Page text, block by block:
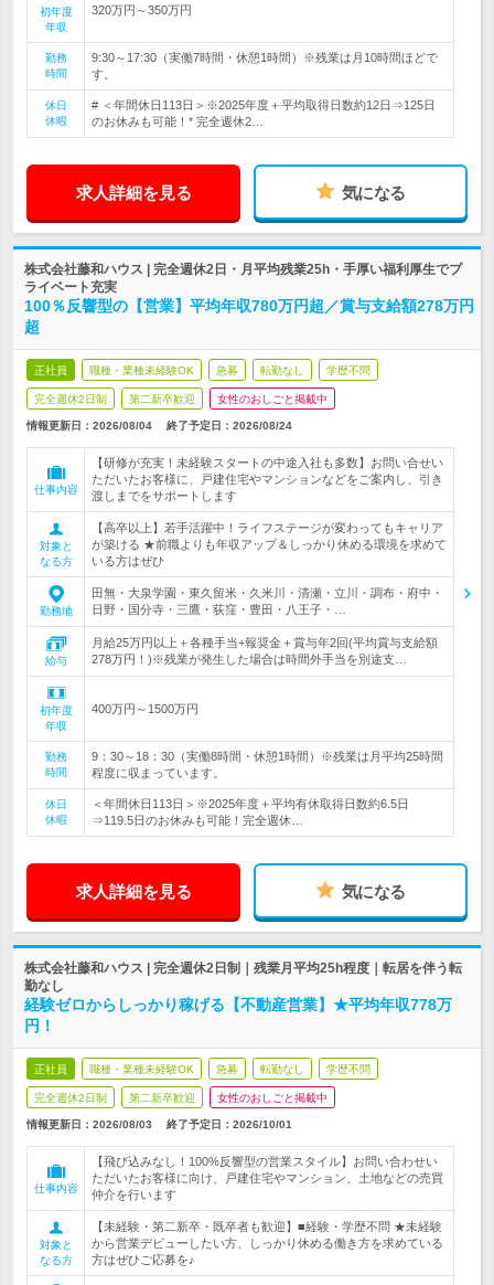
初年度
年収
320万円～350万円
勤務
時間
9:30～17:30（実働7時間・休憩1時間）※残業は月10時間ほどで
す。
休日
休暇
# ＜年間休日113日＞※2025年度＋平均取得日数約12日⇒125日
のお休みも可能！* 完全週休2…
求人詳細を見る 気になる
株式会社藤和ハウス | 完全週休2日・月平均残業25h・手厚い福利厚生でプ
ライベート充実
100％反響型の【営業】平均年収780万円超／賞与支給額278万円
超
正社員 職種・業種未経験OK 急募 転勤なし 学歴不問
完全週休2日制 第二新卒歓迎 女性のおしごと掲載中
情報更新日：2026/08/04 終了予定日： 2026/08/24
仕事内容
【研修が充実！未経験スタートの中途入社も多数】お問い合せい
ただいたお客様に、戸建住宅やマンションなどをご案内し、引き
渡しまでをサポートします
対象と
なる方
【高卒以上】若手活躍中！ライフステージが変わってもキャリア
が築ける ★前職よりも年収アップ＆しっかり休める環境を求めて
いる方はぜひ
勤務地
田無・大泉学園・東久留米・久米川・清瀬・立川・調布・府中・
日野・国分寺・三鷹・荻窪・豊田・八王子・…
給与
月給25万円以上＋各種手当+報奨金＋賞与年2回(平均賞与支給額
278万円！)※残業が発生した場合は時間外手当を別途支…
初年度
年収
400万円～1500万円
勤務
時間
9：30～18：30（実働8時間・休憩1時間）※残業は月平均25時間
程度に収まっています。
休日
休暇
＜年間休日113日＞※2025年度＋平均有休取得日数約6.5日
⇒119.5日のお休みも可能！完全週休…
求人詳細を見る 気になる
株式会社藤和ハウス | 完全週休2日制｜残業月平均25h程度｜転居を伴う転
勤なし
経験ゼロからしっかり稼げる【不動産営業】★平均年収778万
円！
正社員 職種・業種未経験OK 急募 転勤なし 学歴不問
完全週休2日制 第二新卒歓迎 女性のおしごと掲載中
情報更新日：2026/08/03 終了予定日： 2026/10/01
仕事内容
【飛び込みなし！100%反響型の営業スタイル】お問い合わせい
ただいたお客様に向け、戸建住宅やマンション、土地などの売買
仲介を行います
対象と
なる方
【未経験・第二新卒・既卒者も歓迎】■経験・学歴不問 ★未経験
から営業デビューしたい方、しっかり休める働き方を求めている
方はぜひご応募を♪